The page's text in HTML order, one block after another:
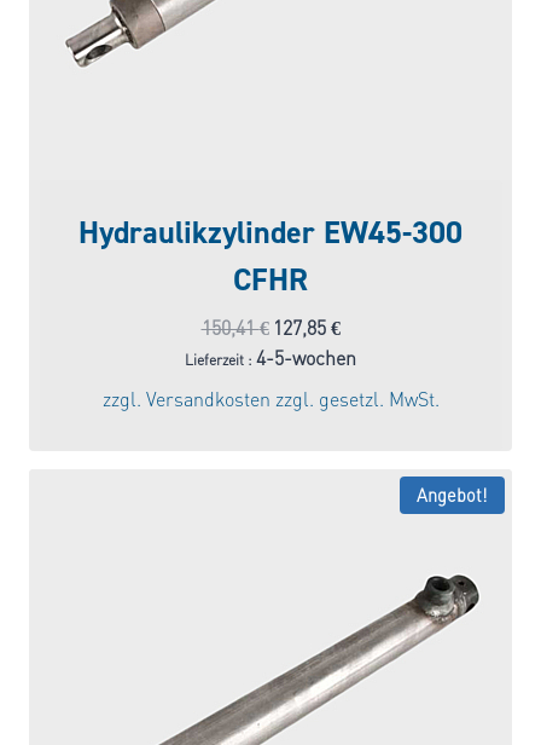
Hydraulikzylinder EW45-300
CFHR
150,41€ Ursprünglicher
Preis
war:
150,41 €
127,85 €Aktueller
Preis
Lieferzeit : 4-5-wochen
zzgl. Versandkosten zzgl. gesetzl. MwSt.
Angebot!